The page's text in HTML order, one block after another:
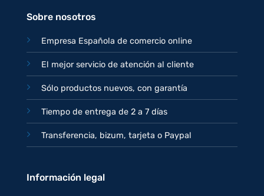
Sobre nosotros
Empresa Española de comercio online
El mejor servicio de atención al cliente
Sólo productos nuevos, con garantía
Tiempo de entrega de 2 a 7 días
Transferencia, bizum, tarjeta o Paypal
Información legal